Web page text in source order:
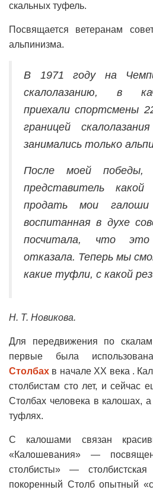
скальных туфель.
Посвящается ветеранам
альпинизма.
В 1971 году на
скалолазанию, в
приехали спортсмены
границей
занимались только
После моей
представитель
продать мои
воспитанная в духе
посчитала, что
отказала. Теперь мы
какие туфли, с какой
Н. Т. Новикова.
Для передвижения по
первые была
Столбах в начале XX века .
столбистам сто лет, и сейчас
Столбах человека в калошах,
туфлях.
С калошами связан
«Калошевания» —
столбисты» —
покоренный Столб опытный